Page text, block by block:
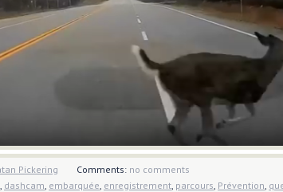
Pickering Comments: no comments
dashcam embarquée enregistrement parcours Prévention